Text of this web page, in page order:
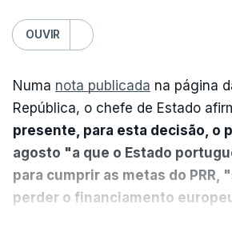
OUVIR
Numa nota publicada na página
República, o chefe de Estado
presente, para esta decisão, o
agosto "a que o Estado
para cumprir as metas do PRR,
perder o financiamento